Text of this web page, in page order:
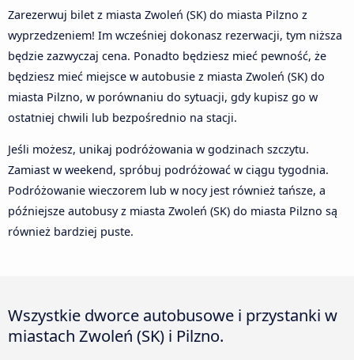
Zarezerwuj bilet z miasta Zwoleń (SK) do miasta Pilzno z
wyprzedzeniem! Im wcześniej dokonasz rezerwacji, tym niższa
będzie zazwyczaj cena. Ponadto będziesz mieć pewność, że
będziesz mieć miejsce w autobusie z miasta Zwoleń (SK) do
miasta Pilzno, w porównaniu do sytuacji, gdy kupisz go w
ostatniej chwili lub bezpośrednio na stacji.
Jeśli możesz, unikaj podróżowania w godzinach szczytu.
Zamiast w weekend, spróbuj podróżować w ciągu tygodnia.
Podróżowanie wieczorem lub w nocy jest również tańsze, a
późniejsze autobusy z miasta Zwoleń (SK) do miasta Pilzno są
również bardziej puste.
Wszystkie dworce autobusowe i przystanki w
miastach Zwoleń (SK) i Pilzno.